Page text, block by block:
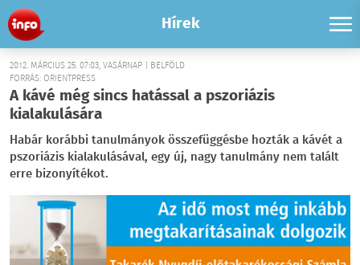
Hírek
2012. MÁRCIUS 25. 07:03, VASÁRNAP | BELFÖLD
FORRÁS: ORIENTPRESS
A kávé még sincs hatással a pszoriázis
kialakulására
Habár korábbi tanulmányok összefüggésbe hozták a kávét a
pszoriázis kialakulásával, egy új, nagy tanulmány nem talált
erre bizonyítékot.